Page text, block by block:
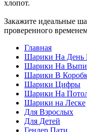
хлопот.
Закажите идеальные
проверенного
Главная
Шарики На День
Шарики На
Шарики В
Шарики Цифры
Шарики На
Шарики на Леске
Для Взрослых
Для Детей